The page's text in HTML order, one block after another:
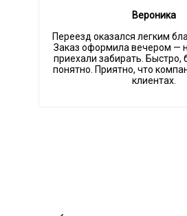
Вероника
Переезд оказался легким
Заказ оформила вечером —
приехали забирать. Быстро,
понятно. Приятно, что
клиентах.